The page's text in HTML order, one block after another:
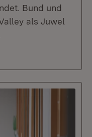
Bund und
als Juwel